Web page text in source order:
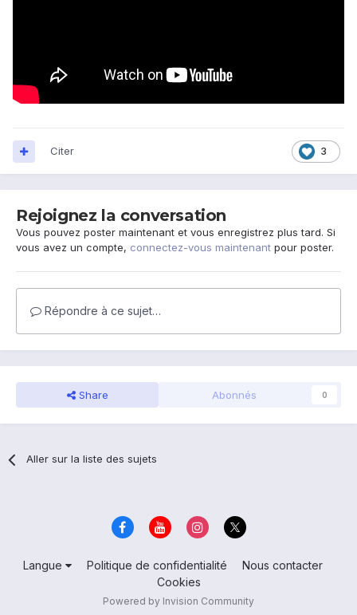
3
Citer
Rejoignez la conversation
Vous pouvez poster maintenant et vous enregistrez plus tard. Si
vous avez un compte, connectez-vous maintenant pour poster.
Répondre à ce sujet…
Share Abonnés 0
Aller sur la liste des sujets
Langue Politique de confidentialité
Nous contacter
Cookies
Powered by Invision Community